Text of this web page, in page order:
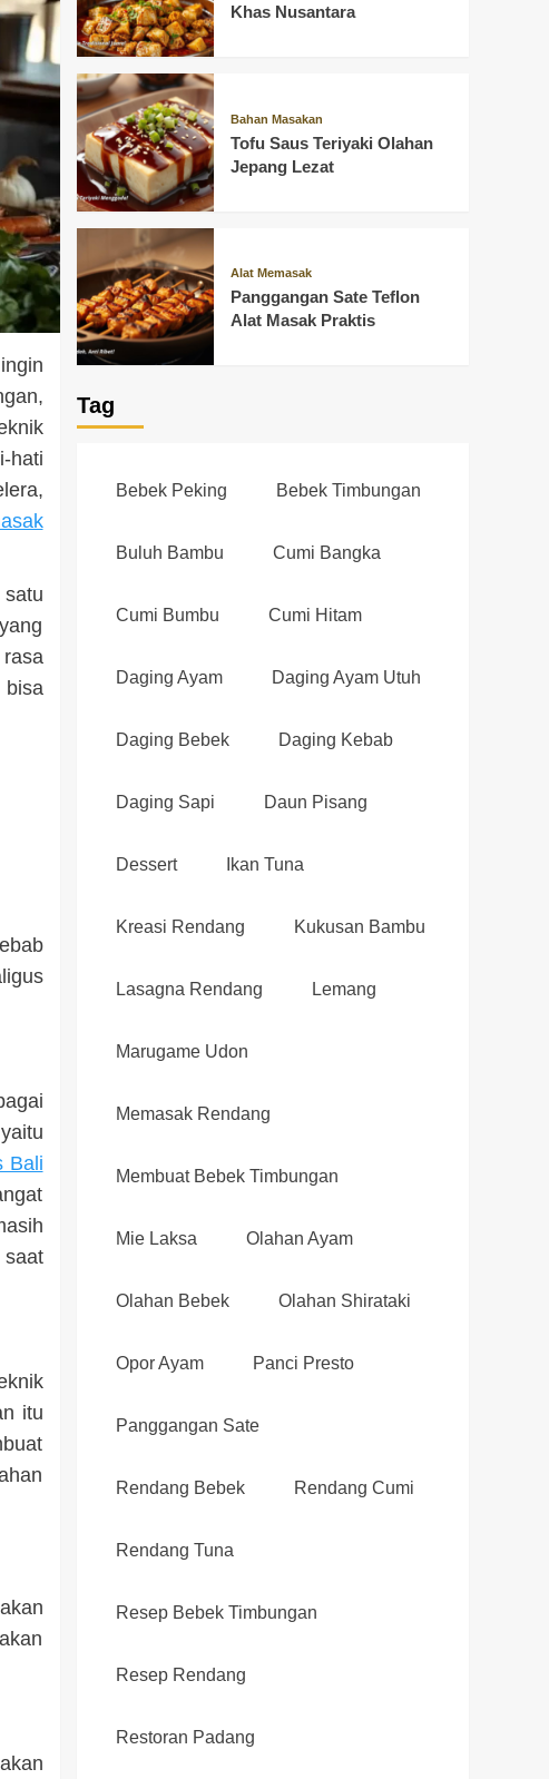
hati
satu
Bali
itu
Khas Nusantara
Bahan Masakan
Tofu Saus Teriyaki Olahan
Jepang Lezat
Alat Memasak
Panggangan Sate Teflon
Alat Masak Praktis
Tag
Bebek Peking Bebek Timbungan
Buluh Bambu Cumi Bangka
Cumi Bumbu Cumi Hitam
Daging Ayam Daging Ayam Utuh
Daging Bebek Daging Kebab
Daging Sapi Daun Pisang
Dessert Ikan Tuna
Kreasi Rendang Kukusan Bambu
Lasagna Rendang Lemang
Marugame Udon
Memasak Rendang
Membuat Bebek Timbungan
Mie Laksa Olahan Ayam
Olahan Bebek Olahan Shirataki
Opor Ayam Panci Presto
Panggangan Sate
Rendang Bebek Rendang Cumi
Rendang Tuna
Resep Bebek Timbungan
Resep Rendang
Restoran Padang